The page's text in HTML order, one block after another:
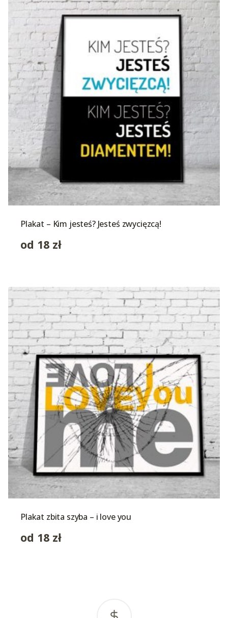
Plakat – Kim jesteś? Jesteś zwycięzcą!
od 18 zł
Plakat zbita szyba – i love you
od 18 zł